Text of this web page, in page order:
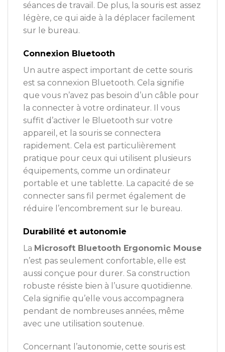
séances de travail. De plus, la souris est assez
légère, ce qui aide à la déplacer facilement
sur le bureau.
Connexion Bluetooth
Un autre aspect important de cette souris
est sa connexion Bluetooth. Cela signifie
que vous n’avez pas besoin d’un câble pour
la connecter à votre ordinateur. Il vous
suffit d’activer le Bluetooth sur votre
appareil, et la souris se connectera
rapidement. Cela est particulièrement
pratique pour ceux qui utilisent plusieurs
équipements, comme un ordinateur
portable et une tablette. La capacité de se
connecter sans fil permet également de
réduire l’encombrement sur le bureau.
Durabilité et autonomie
La Microsoft Bluetooth Ergonomic Mouse
n’est pas seulement confortable, elle est
aussi conçue pour durer. Sa construction
robuste résiste bien à l’usure quotidienne.
Cela signifie qu’elle vous accompagnera
pendant de nombreuses années, même
avec une utilisation soutenue.
Concernant l’autonomie, cette souris est